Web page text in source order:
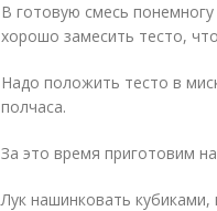
В готовую смесь
хорошо замесить тесто,
Надо положить тесто в
полчаса.
За это время приготовим
Лук нашинковать